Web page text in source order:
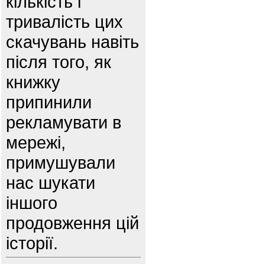
тривалість цих
скачувань навіть
після того, як
книжку
припинили
рекламувати в
мережі,
примушували
нас шукати
іншого
продовження цій
історії.